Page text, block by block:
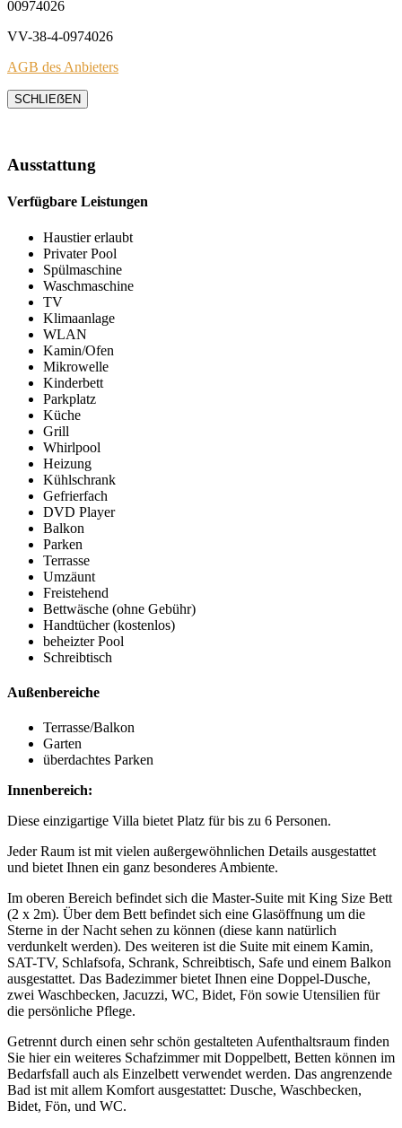
00974026
VV-38-4-0974026
AGB des Anbieters
SCHLIEẞEN
Ausstattung
Verfügbare Leistungen
Haustier erlaubt
Privater Pool
Spülmaschine
Waschmaschine
TV
Klimaanlage
WLAN
Kamin/Ofen
Mikrowelle
Kinderbett
Parkplatz
Küche
Grill
Whirlpool
Heizung
Kühlschrank
Gefrierfach
DVD Player
Balkon
Parken
Terrasse
Umzäunt
Freistehend
Bettwäsche (ohne Gebühr)
Handtücher (kostenlos)
beheizter Pool
Schreibtisch
Außenbereiche
Terrasse/Balkon
Garten
überdachtes Parken
Innenbereich:
Diese einzigartige Villa bietet Platz für bis zu 6 Personen.
Jeder Raum ist mit vielen außergewöhnlichen Details ausgestattet
und bietet Ihnen ein ganz besonderes Ambiente.
Im oberen Bereich befindet sich die Master-Suite mit King Size Bett
(2 x 2m). Über dem Bett befindet sich eine Glasöffnung um die
Sterne in der Nacht sehen zu können (diese kann natürlich
verdunkelt werden). Des weiteren ist die Suite mit einem Kamin,
SAT-TV, Schlafsofa, Schrank, Schreibtisch, Safe und einem Balkon
ausgestattet. Das Badezimmer bietet Ihnen eine Doppel-Dusche,
zwei Waschbecken, Jacuzzi, WC, Bidet, Fön sowie Utensilien für
die persönliche Pflege.
Getrennt durch einen sehr schön gestalteten Aufenthaltsraum finden
Sie hier ein weiteres Schafzimmer mit Doppelbett, Betten können im
Bedarfsfall auch als Einzelbett verwendet werden. Das angrenzende
Bad ist mit allem Komfort ausgestattet: Dusche, Waschbecken,
Bidet, Fön, und WC.